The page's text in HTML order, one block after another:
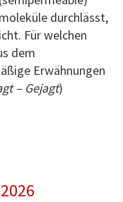
durchlässt,
Für welchen
dem
Erwähnungen
– Gejagt)